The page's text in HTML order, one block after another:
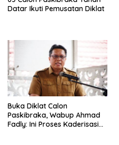
Datar Ikuti Pemusatan Diklat
Buka Diklat Calon
Paskibraka, Wabup Ahmad
Fadly: Ini Proses Kaderisasi